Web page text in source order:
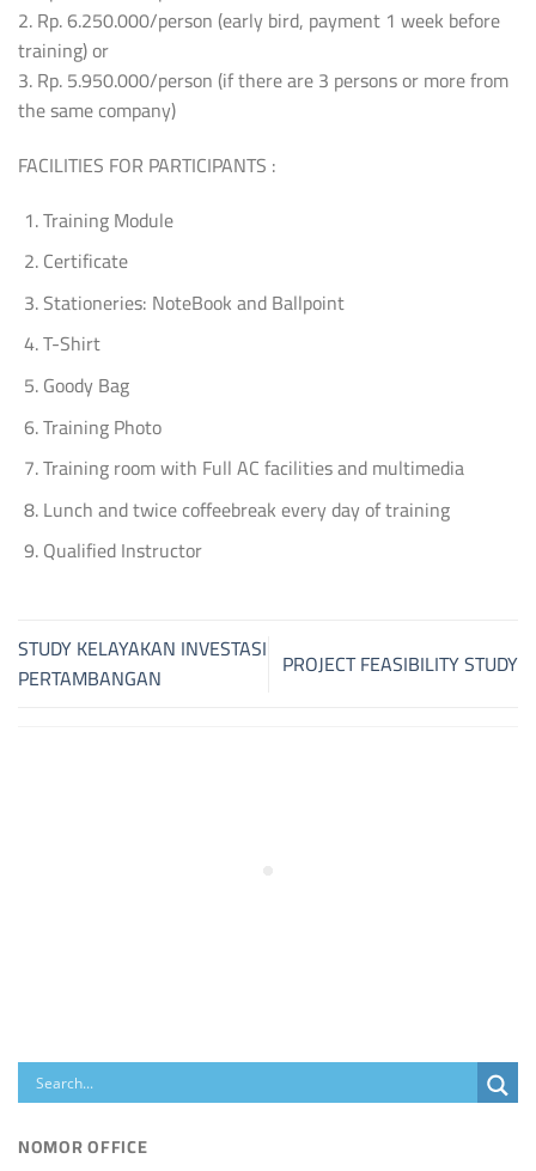
2. Rp. 6.250.000/person (early bird, payment 1 week before
training) or
3. Rp. 5.950.000/person (if there are 3 persons or more from
the same company)
FACILITIES FOR PARTICIPANTS :
Training Module
Certificate
Stationeries: NoteBook and Ballpoint
T-Shirt
Goody Bag
Training Photo
Training room with Full AC facilities and multimedia
Lunch and twice coffeebreak every day of training
Qualified Instructor
STUDY KELAYAKAN INVESTASI
PERTAMBANGAN
PROJECT FEASIBILITY STUDY
NOMOR OFFICE